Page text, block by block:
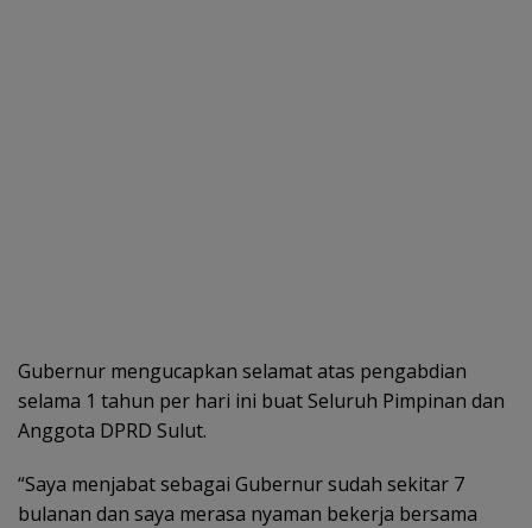
Gubernur mengucapkan selamat atas pengabdian
selama 1 tahun per hari ini buat Seluruh Pimpinan dan
Anggota DPRD Sulut.
“Saya menjabat sebagai Gubernur sudah sekitar 7
bulanan dan saya merasa nyaman bekerja bersama